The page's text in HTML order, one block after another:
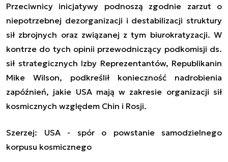
Przeciwnicy inicjatywy podnoszą zgodnie zarzut o
niepotrzebnej dezorganizacji i destabilizacji struktury
sił zbrojnych oraz związanej z tym biurokratyzacji. W
kontrze do tych opinii przewodniczący podkomisji ds.
sił strategicznych Izby Reprezentantów, Republikanin
Mike Wilson, podkreślił konieczność nadrobienia
zapóźnień, jakie USA mają w zakresie organizacji sił
kosmicznych względem Chin i Rosji.
Szerzej: USA - spór o powstanie samodzielnego
korpusu kosmicznego